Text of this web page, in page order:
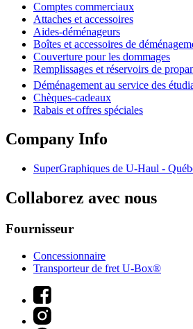
Comptes commerciaux
Attaches et accessoires
Aides-déménageurs
Boîtes et accessoires de
Couverture pour les dommages
Remplissages et réservoirs de
Déménagement au service des
Chèques-cadeaux
Rabais et offres spéciales
Company Info
SuperGraphiques de U-Haul -
Collaborez avec nous
Fournisseur
Concessionnaire
Transporteur de fret U-Box®